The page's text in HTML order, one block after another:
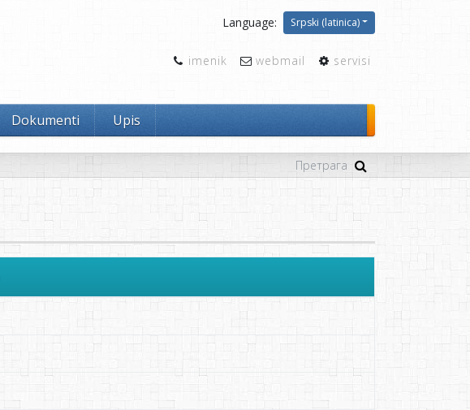
Language: Srpski (latinica)
imenik webmail servisi
Dokumenti Upis